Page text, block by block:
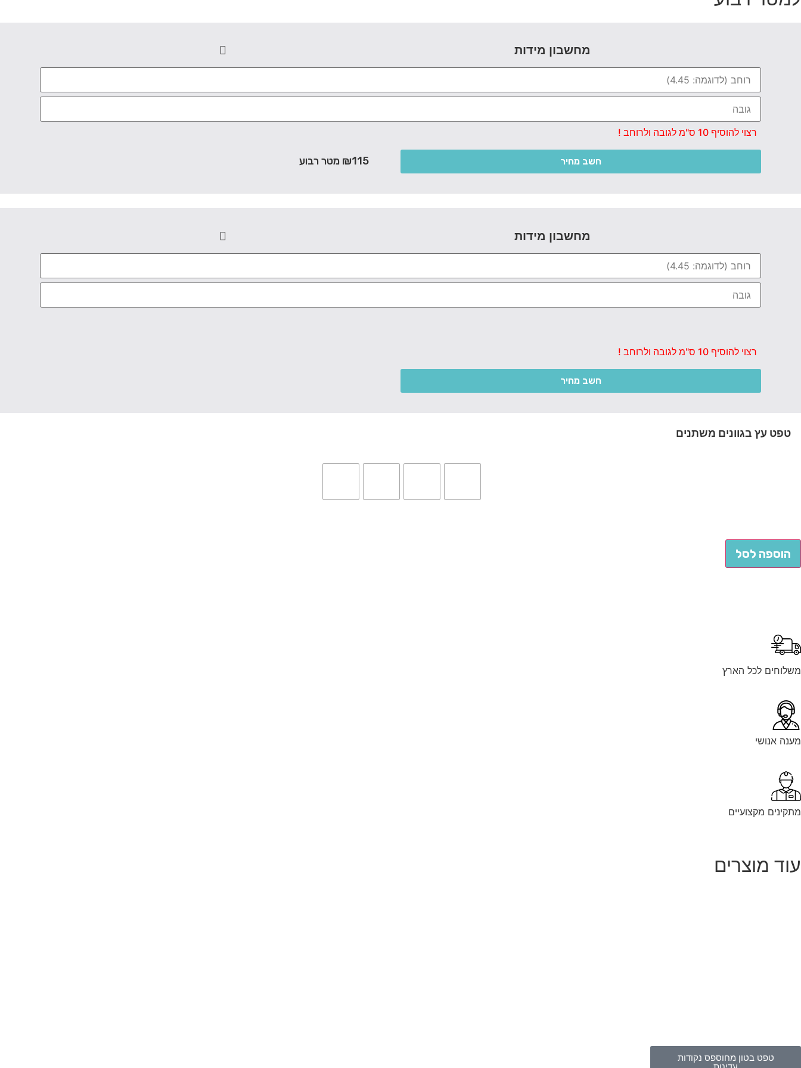
מחשבון מידות
רצוי להוסיף 10 ס"מ לגובה ולרוחב !
חשב מחיר ₪115 מטר רבוע
מחשבון מידות
רצוי להוסיף 10 ס"מ לגובה ולרוחב !
חשב מחיר
טפט עץ בגוונים משתנים
הוספה לסל
משלוחים לכל הארץ
מענה אנושי
מתקינים מקצועיים
עוד מוצרים
טפט בטון מחוספס נקודות